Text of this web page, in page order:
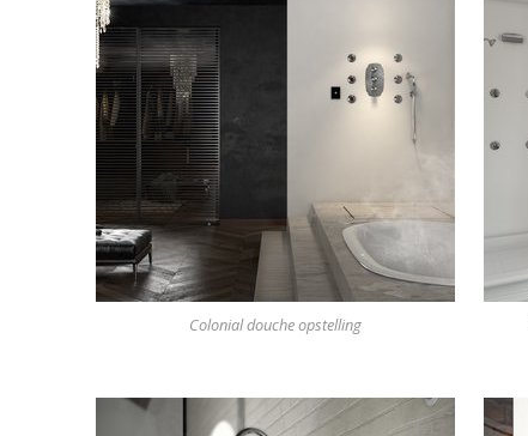
Colonial douche opstelling